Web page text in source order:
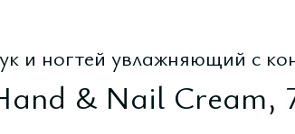
и ногтей увлажняющий с
& Nail Cream,